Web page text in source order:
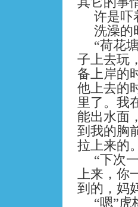
许是吓
洗澡的
“荷花
子上去玩
备上岸的
他上去的
里了。我
能出水面
到我的胸
拉上来的
“下次
上来，你
到的，妈
“嗯”虎